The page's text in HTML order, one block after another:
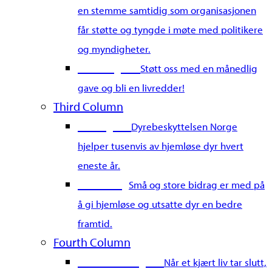
en stemme samtidig som organisasjonen
får støtte og tyngde i møte med politikere
og myndigheter.
Støtt oss med en månedlig
gave og bli en livredder!
Third Column
Dyrebeskyttelsen Norge
hjelper tusenvis av hjemløse dyr hvert
eneste år.
Små og store bidrag er med på
å gi hjemløse og utsatte dyr en bedre
framtid.
Fourth Column
Når et kjært liv tar slutt,